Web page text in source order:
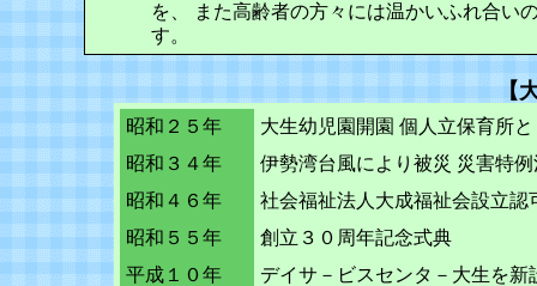
を、 また高齢者の方々には温かいふれ合い
す。
【
昭和２５年
大生幼児園開園 個人立保育所
昭和３４年
伊勢湾台風により被災 災害特
昭和４６年
社会福祉法人大成福祉会設立認
昭和５５年
創立３０周年記念式典
平成１０年
デイサ－ビスセンタ－大生を新